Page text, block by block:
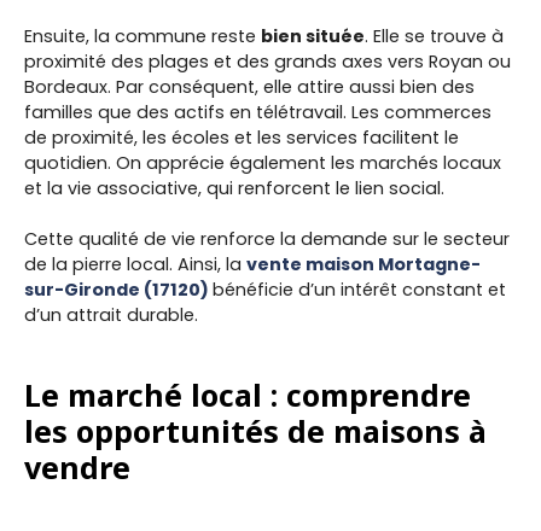
Ensuite, la commune reste bien située. Elle se trouve à
proximité des plages et des grands axes vers Royan ou
Bordeaux. Par conséquent, elle attire aussi bien des
familles que des actifs en télétravail. Les commerces
de proximité, les écoles et les services facilitent le
quotidien. On apprécie également les marchés locaux
et la vie associative, qui renforcent le lien social.
Cette qualité de vie renforce la demande sur le secteur
de la pierre local. Ainsi, la vente maison Mortagne-
sur-Gironde (17120) bénéficie d’un intérêt constant et
d’un attrait durable.
Le marché local : comprendre
les opportunités de maisons à
vendre